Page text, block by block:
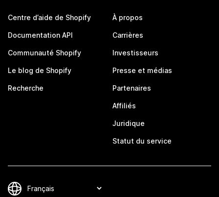
Centre d’aide de Shopify
Documentation API
Communauté Shopify
Le blog de Shopify
Recherche
À propos
Carrières
Investisseurs
Presse et médias
Partenaires
Affiliés
Juridique
Statut du service